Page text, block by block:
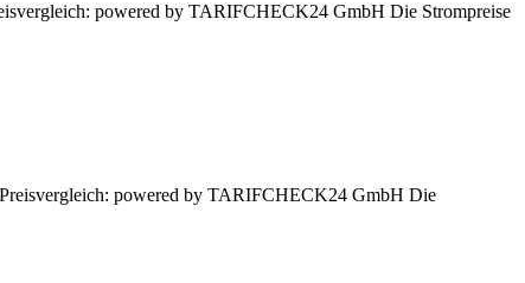
powered by TARIFCHECK24 GmbH Die Strompreise
Preisvergleich: powered by TARIFCHECK24 GmbH Die